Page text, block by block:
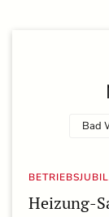
Bad
Heizung-